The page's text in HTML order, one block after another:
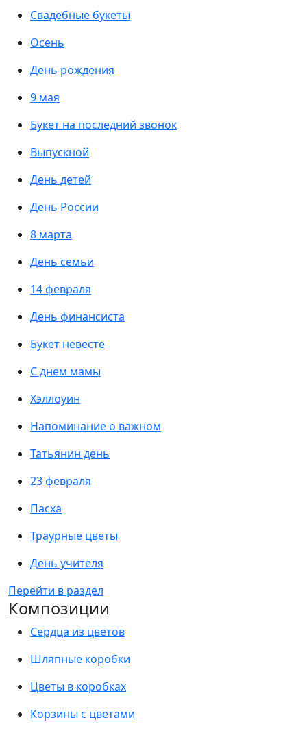
Свадебные букеты
Осень
День рождения
9 мая
Букет на последний звонок
Выпускной
День детей
День России
8 марта
День семьи
14 февраля
День финансиста
Букет невесте
С днем мамы
Хэллоуин
Напоминание о важном
Татьянин день
23 февраля
Пасха
Траурные цветы
День учителя
Перейти в раздел
Композиции
Сердца из цветов
Шляпные коробки
Цветы в коробках
Корзины с цветами